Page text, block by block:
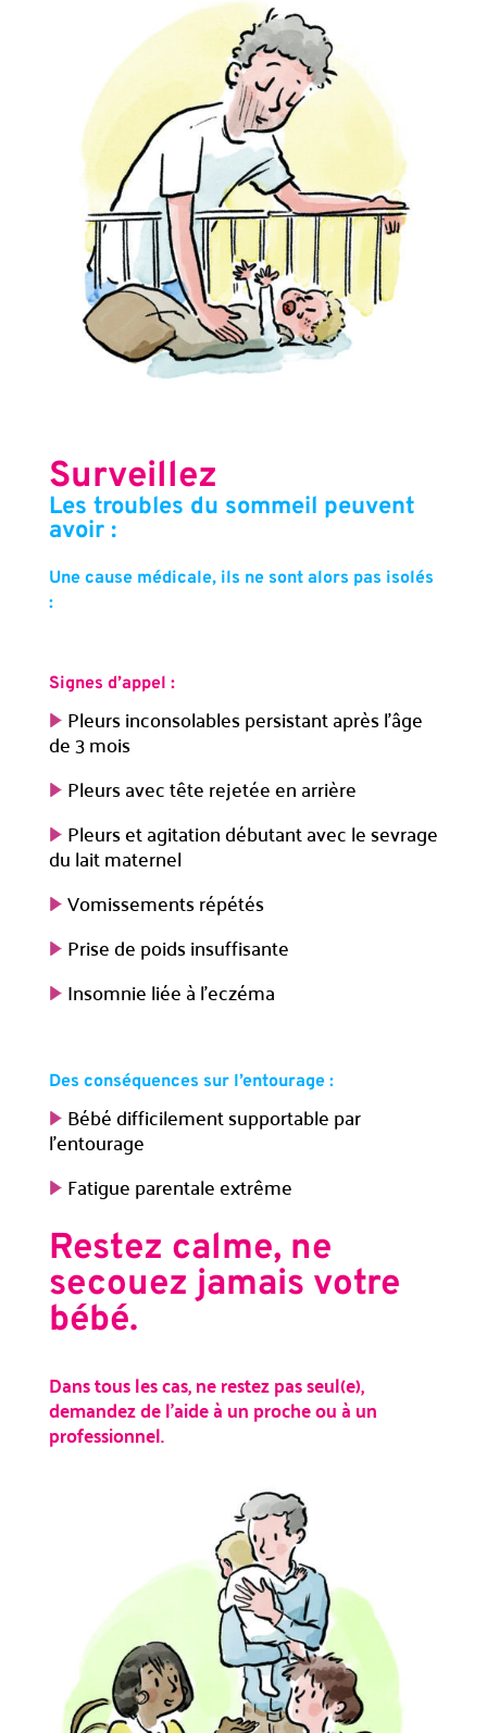
Surveillez
Les troubles du sommeil peuvent
avoir :
Une cause médicale, ils ne sont alors pas isolés
:
Signes d’appel :
Pleurs inconsolables persistant après l’âge
de 3 mois
Pleurs avec tête rejetée en arrière
Pleurs et agitation débutant avec le sevrage
du lait maternel
Vomissements répétés
Prise de poids insuffisante
Insomnie liée à l’eczéma
Des conséquences sur l’entourage :
Bébé difficilement supportable par
l’entourage
Fatigue parentale extrême
Restez calme, ne
secouez jamais votre
bébé.
Dans tous les cas, ne restez pas seul(e),
demandez de l’aide à un proche ou à un
professionnel.